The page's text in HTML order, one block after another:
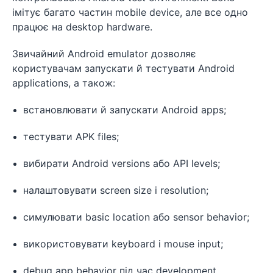
імітує багато частин mobile device, але все одно
працює на desktop hardware.
Звичайний Android emulator дозволяє
користувачам запускати й тестувати Android
applications, а також:
встановлювати й запускати Android apps;
тестувати APK files;
вибирати Android versions або API levels;
налаштовувати screen size і resolution;
симулювати basic location або sensor behavior;
використовувати keyboard і mouse input;